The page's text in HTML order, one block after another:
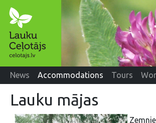
News Accommodations Tours
Lauku mājas